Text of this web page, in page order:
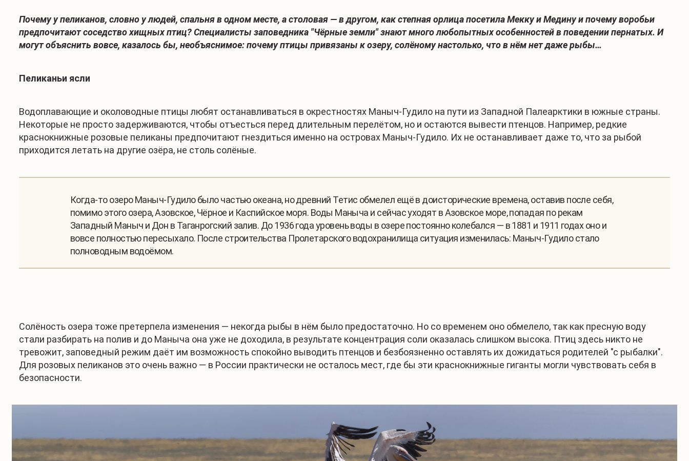
Почему у пеликанов, словно у людей, спальня в одном месте, а столовая — в другом, как степная орлица посетила Мекку и Медину и почему воробьи
предпочитают соседство хищных птиц? Специалисты заповедника "Чёрные земли" знают много любопытных особенностей в поведении пернатых. И
могут объяснить вовсе, казалось бы, необъяснимое: почему птицы привязаны к озеру, солёному настолько, что в нём нет даже рыбы…
Пеликаньи ясли
Водоплавающие и околоводные птицы любят останавливаться в окрестностях Маныч-Гудило на пути из Западной Палеарктики в южные страны.
Некоторые не просто задерживаются, чтобы отъесться перед длительным перелётом, но и остаются вывести птенцов. Например, редкие
краснокнижные розовые пеликаны предпочитают гнездиться именно на островах Маныч-Гудило. Их не останавливает даже то, что за рыбой
приходится летать на другие озёра, не столь солёные.
Когда-то озеро Маныч-Гудило было частью океана, но древний Тетис обмелел ещё в доисторические времена, оставив после себя,
помимо этого озера, Азовское, Чёрное и Каспийское моря. Воды Маныча и сейчас уходят в Азовское море, попадая по рекам
Западный Маныч и Дон в Таганрогский залив. До 1936 года уровень воды в озере постоянно колебался — в 1881 и 1911 годах оно и
вовсе полностью пересыхало. После строительства Пролетарского водохранилища ситуация изменилась: Маныч-Гудило стало
полноводным водоёмом.
Солёность озера тоже претерпела изменения — некогда рыбы в нём было предостаточно. Но со временем оно обмелело, так как пресную воду
стали разбирать на полив и до Маныча она уже не доходила, в результате концентрация соли оказалась слишком высока. Птиц здесь никто не
тревожит, заповедный режим даёт им возможность спокойно выводить птенцов и безбоязненно оставлять их дожидаться родителей "с рыбалки".
Для розовых пеликанов это очень важно — в России практически не осталось мест, где бы эти краснокнижные гиганты могли чувствовать себя в
безопасности.